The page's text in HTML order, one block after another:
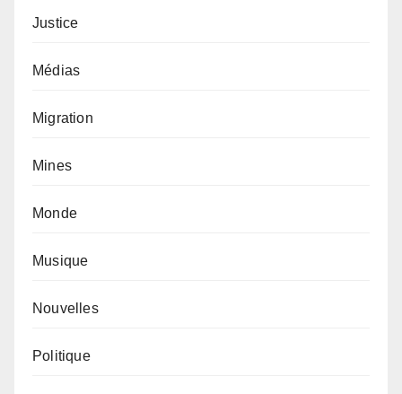
Justice
Médias
Migration
Mines
Monde
Musique
Nouvelles
Politique